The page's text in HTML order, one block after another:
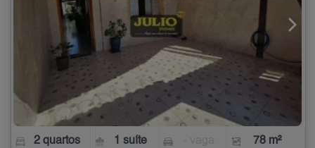
2 quartos 1 suíte 78 m²